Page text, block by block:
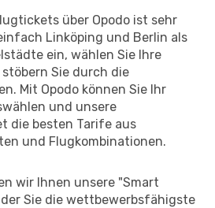
über Opodo ist sehr
Linköping und Berlin als
ein, wählen Sie Ihre
Sie durch die
Mit Opodo können Sie Ihr
und unsere
die besten Tarife aus
und Flugkombinationen.
wir Ihnen unsere "Smart
Sie die wettbewerbsfähigste